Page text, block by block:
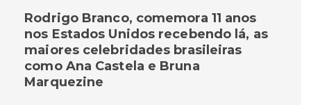
Rodrigo Branco, comemora 11 anos
nos Estados Unidos recebendo lá, as
maiores celebridades brasileiras
como Ana Castela e Bruna
Marquezine